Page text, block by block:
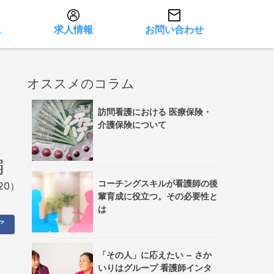
求人情報 お問い合わせ
）
オススメのコラム
訪問看護における 医療保険・
介護保険について
コーチングスキルが看護師の後
輩育成に役立つ。その必要性と
は
「その人」に応えたい – さか
いりはグループ 看護師インタ